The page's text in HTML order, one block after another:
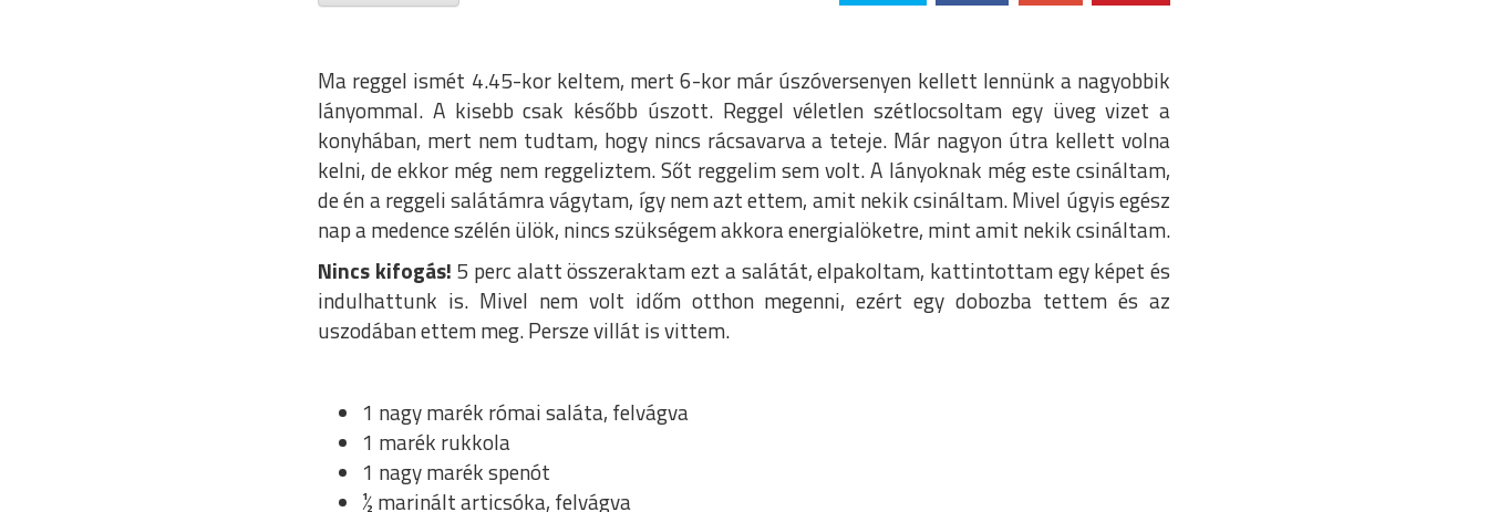
Ma reggel ismét 4.45-kor keltem, mert 6-kor már úszóversenyen kellett lennünk a nagyobbik
lányommal. A kisebb csak később úszott. Reggel véletlen szétlocsoltam egy üveg vizet a
konyhában, mert nem tudtam, hogy nincs rácsavarva a teteje. Már nagyon útra kellett volna
kelni, de ekkor még nem reggeliztem. Sőt reggelim sem volt. A lányoknak még este csináltam,
de én a reggeli salátámra vágytam, így nem azt ettem, amit nekik csináltam. Mivel úgyis egész
nap a medence szélén ülök, nincs szükségem akkora energialöketre, mint amit nekik csináltam.
Nincs kifogás! 5 perc alatt összeraktam ezt a salátát, elpakoltam, kattintottam egy képet és
indulhattunk is. Mivel nem volt időm otthon megenni, ezért egy dobozba tettem és az
uszodában ettem meg. Persze villát is vittem.
1 nagy marék római saláta, felvágva
1 marék rukkola
1 nagy marék spenót
½ marinált articsóka, felvágva